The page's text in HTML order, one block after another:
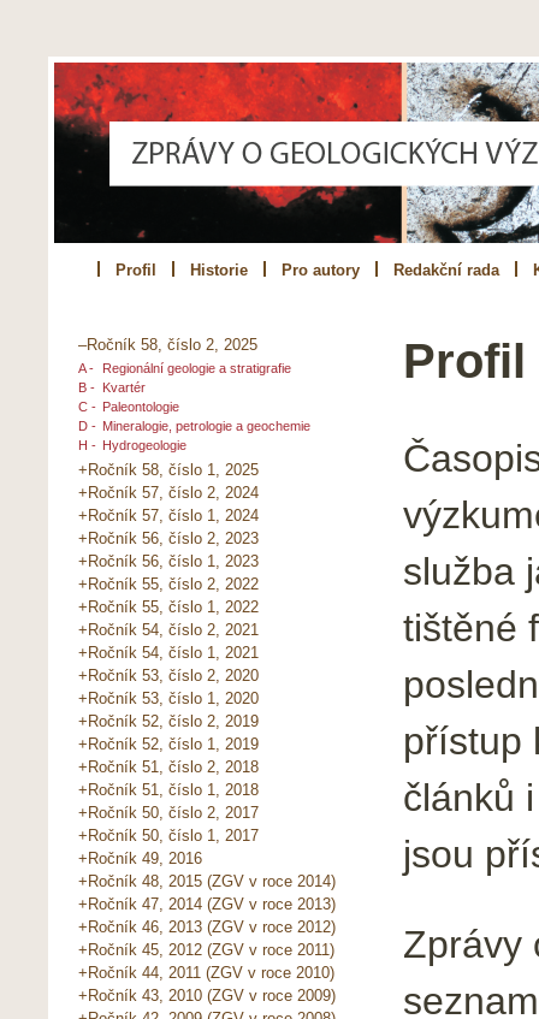
Profil Historie Pro autory Redakční rada
–Ročník 58, číslo 2, 2025
A -
Regionální geologie a stratigrafie
B - Kvartér
C - Paleontologie
D - Mineralogie, petrologie a geochemie
H - Hydrogeologie
+Ročník 58, číslo 1, 2025
+Ročník 57, číslo 2, 2024
+Ročník 57, číslo 1, 2024
+Ročník 56, číslo 2, 2023
+Ročník 56, číslo 1, 2023
+Ročník 55, číslo 2, 2022
+Ročník 55, číslo 1, 2022
+Ročník 54, číslo 2, 2021
+Ročník 54, číslo 1, 2021
+Ročník 53, číslo 2, 2020
+Ročník 53, číslo 1, 2020
+Ročník 52, číslo 2, 2019
+Ročník 52, číslo 1, 2019
+Ročník 51, číslo 2, 2018
+Ročník 51, číslo 1, 2018
+Ročník 50, číslo 2, 2017
+Ročník 50, číslo 1, 2017
+Ročník 49, 2016
+Ročník 48, 2015 (ZGV v roce 2014)
+Ročník 47, 2014 (ZGV v roce 2013)
+Ročník 46, 2013 (ZGV v roce 2012)
+Ročník 45, 2012 (ZGV v roce 2011)
+Ročník 44, 2011 (ZGV v roce 2010)
+Ročník 43, 2010 (ZGV v roce 2009)
Profil
služba
tištěné
přístup
článků
jsou
Zprávy